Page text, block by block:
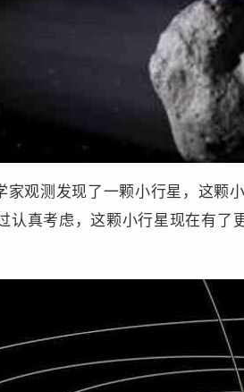
家观测发现了一颗小行星，这颗
真考虑，这颗小行星现在有了